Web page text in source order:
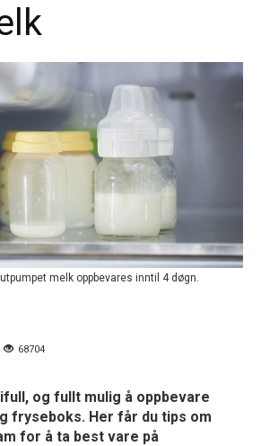
melk oppbevares inntil 4 døgn.
68704
og fullt mulig å oppbevare
fryseboks. Her får du tips om
for å ta best vare på